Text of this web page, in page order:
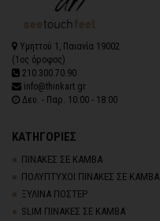
Υμηττού 1, Παιανία 19002
(1ος όροφος)
210.300.70.90
info@thinkart.gr
Δευ. - Παρ. 10:00 - 18:00
ΚΑΤΗΓΟΡΙΕΣ
ΠΙΝΑΚΕΣ ΣΕ ΚΑΜΒΑ
ΠΟΛΥΠΤΥΧΟΙ ΠΙΝΑΚΕΣ ΣΕ ΚΑΜΒΑ
ΞΥΛΙΝΑ ΠΟΣΤΕΡ
SLIM ΠΙΝΑΚΕΣ ΣΕ ΚΑΜΒΑ